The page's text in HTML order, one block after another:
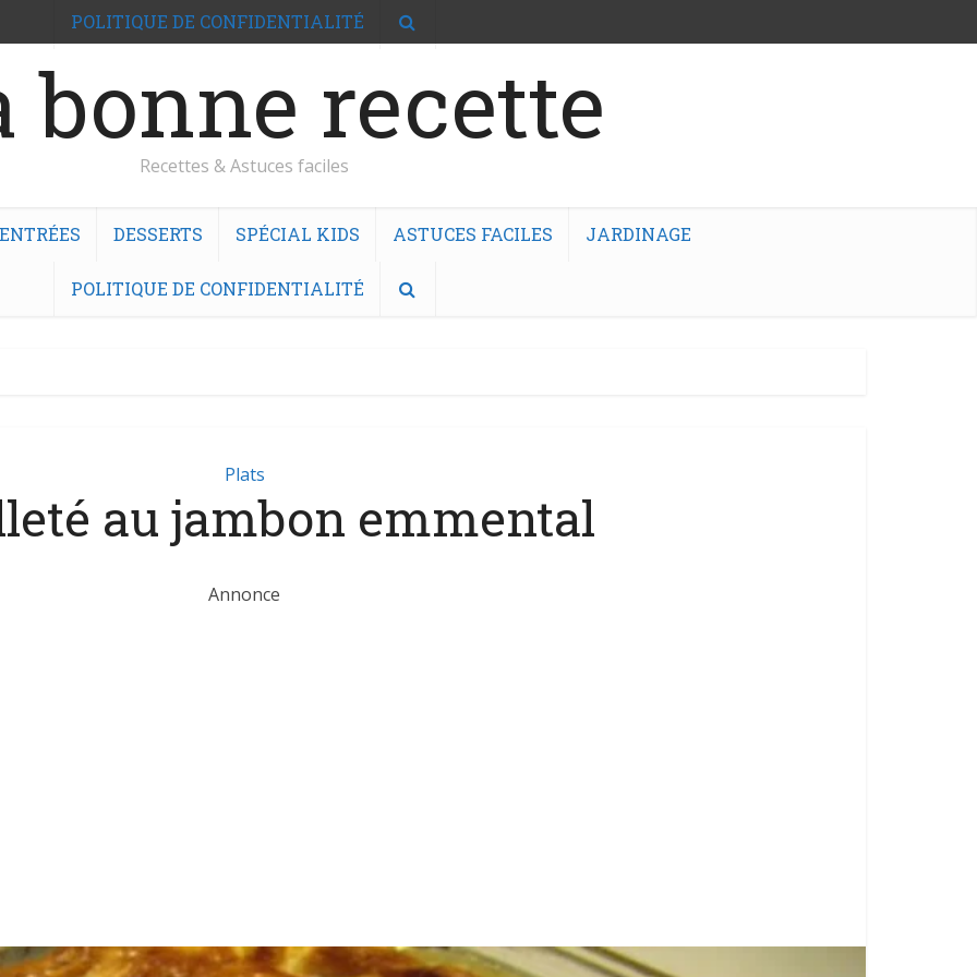
bonne recette
Recettes & Astuces faciles
DESSERTS SPÉCIAL KIDS ASTUCES FACILES JARDINAGE
POLITIQUE DE CONFIDENTIALITÉ
POLITIQUE DE CONFIDENTIALITÉ
Plats
au jambon emmental
Annonce